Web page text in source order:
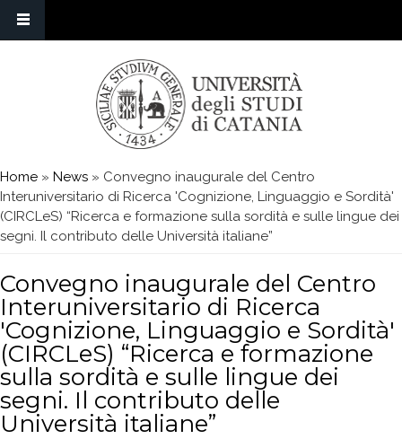
You are here
Home » News » Convegno inaugurale del Centro
Interuniversitario di Ricerca 'Cognizione, Linguaggio e Sordità'
(CIRCLeS) “Ricerca e formazione sulla sordità e sulle lingue dei
segni. Il contributo delle Università italiane”
Convegno inaugurale del Centro
Interuniversitario di Ricerca
'Cognizione, Linguaggio e Sordità'
(CIRCLeS) “Ricerca e formazione
sulla sordità e sulle lingue dei
segni. Il contributo delle
Università italiane”